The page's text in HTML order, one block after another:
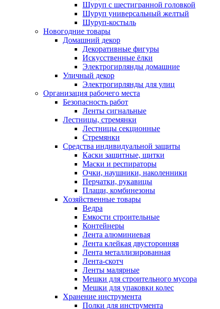
Шуруп с шестигранной головкой
Шуруп универсальный желтый
Шуруп-костыль
Новогодние товары
Домашний декор
Декоративные фигуры
Искусственные ёлки
Электрогирлянды домашние
Уличный декор
Электрогирлянды для улиц
Организация рабочего места
Безопасность работ
Ленты сигнальные
Лестницы, стремянки
Лестницы секционные
Стремянки
Средства индивидуальной защиты
Каски защитные, щитки
Маски и респираторы
Очки, наушники, наколенники
Перчатки, рукавицы
Плащи, комбинезоны
Хозяйственные товары
Ведра
Емкости строительные
Контейнеры
Лента алюминиевая
Лента клейкая двусторонняя
Лента металлизированная
Лента-скотч
Ленты малярные
Мешки для строительного мусора
Мешки для упаковки колес
Хранение инструмента
Полки для инструмента